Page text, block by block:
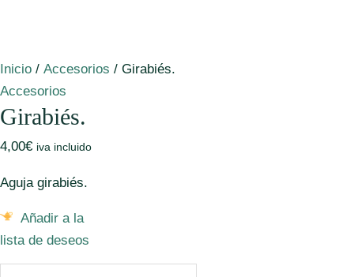
Inicio / Accesorios / Girabiés.
Accesorios
Girabiés.
4,00€ iva incluido
Aguja girabiés.
Añadir a la
lista de deseos